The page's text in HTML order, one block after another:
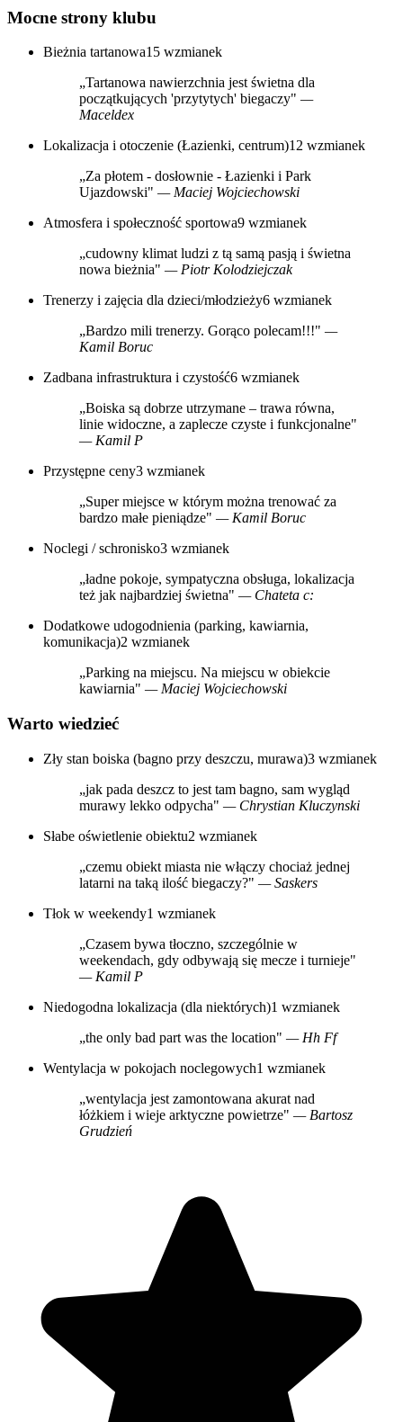
Mocne strony klubu
Bieżnia tartanowa15 wzmianek
„Tartanowa nawierzchnia jest świetna dla
początkujących 'przytytych' biegaczy" —
Maceldex
Lokalizacja i otoczenie (Łazienki, centrum)12 wzmianek
„Za płotem - dosłownie - Łazienki i Park
Ujazdowski" — Maciej Wojciechowski
Atmosfera i społeczność sportowa9 wzmianek
„cudowny klimat ludzi z tą samą pasją i świetna
nowa bieżnia" — Piotr Kolodziejczak
Trenerzy i zajęcia dla dzieci/młodzieży6 wzmianek
„Bardzo mili trenerzy. Gorąco polecam!!!" —
Kamil Boruc
Zadbana infrastruktura i czystość6 wzmianek
„Boiska są dobrze utrzymane – trawa równa,
linie widoczne, a zaplecze czyste i funkcjonalne"
— Kamil P
Przystępne ceny3 wzmianek
„Super miejsce w którym można trenować za
bardzo małe pieniądze" — Kamil Boruc
Noclegi / schronisko3 wzmianek
„ładne pokoje, sympatyczna obsługa, lokalizacja
też jak najbardziej świetna" — Chateta c:
Dodatkowe udogodnienia (parking, kawiarnia,
komunikacja)2 wzmianek
„Parking na miejscu. Na miejscu w obiekcie
kawiarnia" — Maciej Wojciechowski
Warto wiedzieć
Zły stan boiska (bagno przy deszczu, murawa)3 wzmianek
„jak pada deszcz to jest tam bagno, sam wygląd
murawy lekko odpycha" — Chrystian Kluczynski
Słabe oświetlenie obiektu2 wzmianek
„czemu obiekt miasta nie włączy chociaż jednej
latarni na taką ilość biegaczy?" — Saskers
Tłok w weekendy1 wzmianek
„Czasem bywa tłoczno, szczególnie w
weekendach, gdy odbywają się mecze i turnieje"
— Kamil P
Niedogodna lokalizacja (dla niektórych)1 wzmianek
„the only bad part was the location" — Hh Ff
Wentylacja w pokojach noclegowych1 wzmianek
„wentylacja jest zamontowana akurat nad
łóżkiem i wieje arktyczne powietrze" — Bartosz
Grudzień